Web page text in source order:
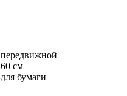
передвижной
60 см
для бумаги